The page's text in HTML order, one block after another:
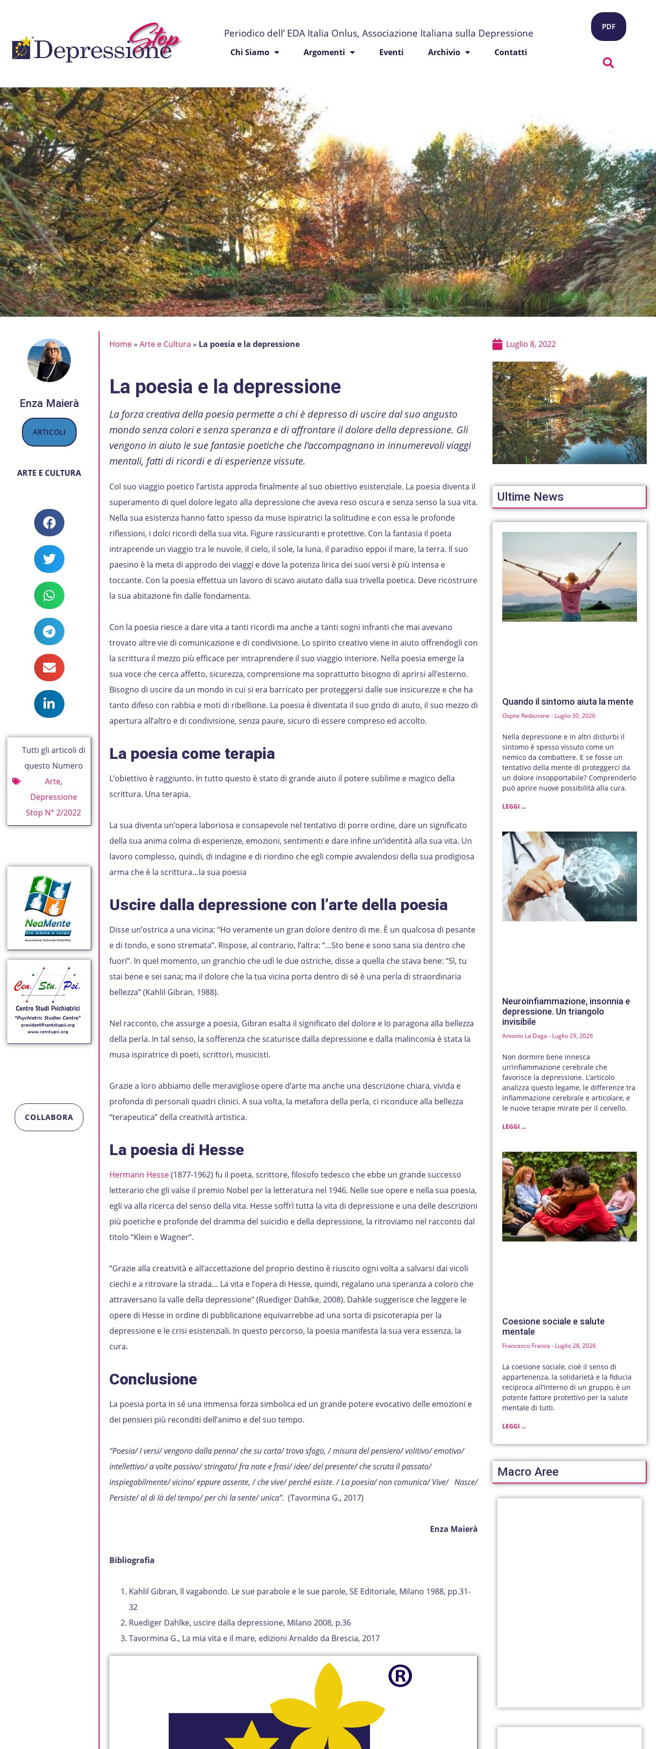
Periodico dell’ EDA Italia Onlus, Associazione Italiana sulla Depressione
Chi Siamo Argomenti Eventi Archivio Contatti
PDF
Enza Maierà
ARTICOLI
ARTE E CULTURA
Tutti gli articoli di
questo Numero
Arte,
Depressione
Stop N° 2/2022
COLLABORA
Home» Arte e Cultura » La poesia e la depressione
La poesia e la depressione
La forza creativa della poesia permette a chi è depresso di uscire dal suo angusto
mondo senza colori e senza speranza e di affrontare il dolore della depressione. Gli
vengono in aiuto le sue fantasie poetiche che l’accompagnano in innumerevoli viaggi
mentali, fatti di ricordi e di esperienze vissute.
Col suo viaggio poetico l’artista approda finalmente al suo obiettivo esistenziale. La poesia diventa il
superamento di quel dolore legato alla depressione che aveva reso oscura e senza senso la sua vita.
Nella sua esistenza hanno fatto spesso da muse ispiratrici la solitudine e con essa le profonde
riflessioni, i dolci ricordi della sua vita. Figure rassicuranti e protettive. Con la fantasia il poeta
intraprende un viaggio tra le nuvole, il cielo, il sole, la luna, il paradiso eppoi il mare, la terra. Il suo
paesino è la meta di approdo dei viaggi e dove la potenza lirica dei suoi versi è più intensa e
toccante. Con la poesia effettua un lavoro di scavo aiutato dalla sua trivella poetica. Deve ricostruire
la sua abitazione fin dalle fondamenta.
Con la poesia riesce a dare vita a tanti ricordi ma anche a tanti sogni infranti che mai avevano
trovato altre vie di comunicazione e di condivisione. Lo spirito creativo viene in aiuto offrendogli con
la scrittura il mezzo più efficace per intraprendere il suo viaggio interiore. Nella poesia emerge la
sua voce che cerca affetto, sicurezza, comprensione ma soprattutto bisogno di aprirsi all’esterno.
Bisogno di uscire da un mondo in cui si era barricato per proteggersi dalle sue insicurezze e che ha
tanto difeso con rabbia e moti di ribellione. La poesia è diventata il suo grido di aiuto, il suo mezzo di
apertura all’altro e di condivisione, senza paure, sicuro di essere compreso ed accolto.
La poesia come terapia
L’obiettivo è raggiunto. In tutto questo è stato di grande aiuto il potere sublime e magico della
scrittura. Una terapia.
La sua diventa un’opera laboriosa e consapevole nel tentativo di porre ordine, dare un significato
della sua anima colma di esperienze, emozioni, sentimenti e dare infine un’identità alla sua vita. Un
lavoro complesso, quindi, di indagine e di riordino che egli compie avvalendosi della sua prodigiosa
arma che è la scrittura…la sua poesia
Uscire dalla depressione con l’arte della poesia
Disse un’ostrica a una vicina: “Ho veramente un gran dolore dentro di me. È un qualcosa di pesante
e di tondo, e sono stremata”. Rispose, al contrario, l’altra: “…Sto bene e sono sana sia dentro che
fuori”. In quel momento, un granchio che udì le due ostriche, disse a quella che stava bene: “Sì, tu
stai bene e sei sana; ma il dolore che la tua vicina porta dentro di sé è una perla di straordinaria
bellezza” (Kahlil Gibran, 1988).
Nel racconto, che assurge a poesia, Gibran esalta il significato del dolore e lo paragona alla bellezza
della perla. In tal senso, la sofferenza che scaturisce dalla depressione e dalla malinconia è stata la
musa ispiratrice di poeti, scrittori, musicisti.
Grazie a loro abbiamo delle meravigliose opere d’arte ma anche una descrizione chiara, vivida e
profonda di personali quadri clinici. A sua volta, la metafora della perla, ci riconduce alla bellezza
“terapeutica” della creatività artistica.
La poesia di Hesse
Hermann Hesse(1877-1962) fu il poeta, scrittore, filosofo tedesco che ebbe un grande successo
letterario che gli valse il premio Nobel per la letteratura nel 1946. Nelle sue opere e nella sua poesia,
egli va alla ricerca del senso della vita. Hesse soffrì tutta la vita di depressione e una delle descrizioni
più poetiche e profonde del dramma del suicidio e della depressione, la ritroviamo nel racconto dal
titolo “Klein e Wagner”.
“Grazie alla creatività e all’accettazione del proprio destino è riuscito ogni volta a salvarsi dai vicoli
ciechi e a ritrovare la strada… La vita e l’opera di Hesse, quindi, regalano una speranza a coloro che
attraversano la valle della depressione” (Ruediger Dahlke, 2008). Dahkle suggerisce che leggere le
opere di Hesse in ordine di pubblicazione equivarrebbe ad una sorta di psicoterapia per la
depressione e le crisi esistenziali. In questo percorso, la poesia manifesta la sua vera essenza, la
cura.
Conclusione
La poesia porta in sé una immensa forza simbolica ed un grande potere evocativo delle emozioni e
dei pensieri più reconditi dell’animo e del suo tempo.
“Poesia/ I versi/ vengono dalla penna/ che su carta/ trova sfogo, / misura del pensiero/ volitivo/ emotivo/
intellettivo/ a volte passivo/ stringato/ fra note e frasi/ idee/ del presente/ che scruta il passato/
inspiegabilmente/ vicino/ eppure assente, / che vive/ perché esiste. / La poesia/ non comunica/ Vive/ Nasce/
Persiste/ al di là del tempo/ per chi la sente/ unica”. (Tavormina G., 2017)
Enza Maierà
Bibliografia
Kahlil Gibran, Il vagabondo. Le sue parabole e le sue parole, SE Editoriale, Milano 1988, pp.31-
32
Ruediger Dahlke, uscire dalla depressione, Milano 2008, p.36
Tavormina G., La mia vita e il mare, edizioni Arnaldo da Brescia, 2017
Luglio 8, 2022
Ultime News
Quando il sintomo aiuta la mente
Ospite Redazione Luglio 30, 2026
Nella depressione e in altri disturbi il
sintomo è spesso vissuto come un
nemico da combattere. E se fosse un
tentativo della mente di proteggerci da
un dolore insopportabile? Comprenderlo
può aprire nuove possibilità alla cura.
LEGGI ...
Neuroinfiammazione, insonnia e
depressione. Un triangolo
invisibile
Antonio La Daga Luglio 29, 2026
Non dormire bene innesca
un’infiammazione cerebrale che
favorisce la depressione. L’articolo
analizza questo legame, le differenze tra
infiammazione cerebrale e articolare, e
le nuove terapie mirate per il cervello.
LEGGI ...
Coesione sociale e salute
mentale
Francesco Franza Luglio 28, 2026
La coesione sociale, cioè il senso di
appartenenza, la solidarietà e la fiducia
reciproca all’interno di un gruppo, è un
potente fattore protettivo per la salute
mentale di tutti.
LEGGI ...
Macro Aree